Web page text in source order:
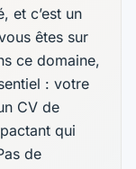
et c’est un
êtes sur
ce domaine,
: votre
CV de
qui
de